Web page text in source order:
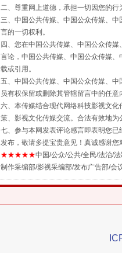
揭批美国五大"原罪"
解纷+调解+退费，一次
二、尊重网上道德，承担一切因您的行
三、中国公共传媒、中国公众传媒、
言的一切权利。
四、您在中国公共传媒、中国公众传
言论，中国公共传媒、中国公众传媒
载或引用。
五、中国公共传媒、中国公众传媒、
员有权保留或删除其管辖留言中的任意
六、本传媒结合现代网络科技影视文
策、影视文化传媒交流。合法有效地为
七、参与本网发表评论感言即表明您
发布，敬请多提宝贵意见！真诚感谢
★★★★★中国/公众/公共/全民/法治/
制作采编部/影视采编部/发布广告部/会